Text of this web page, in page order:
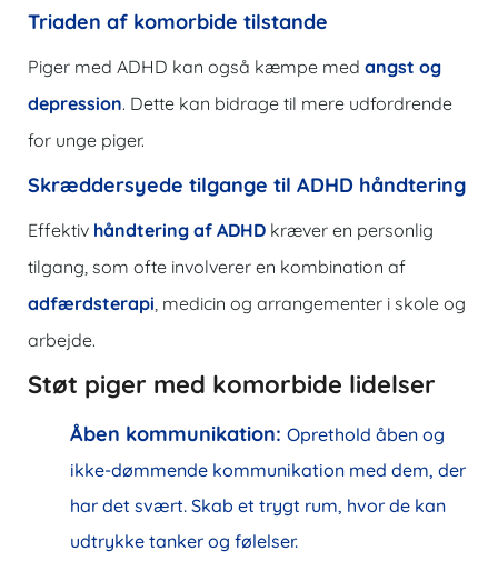
Triaden af ​​komorbide tilstande
Piger med ADHD kan også kæmpe med angst og
depression. Dette kan bidrage til mere udfordrende
for unge piger.
Skræddersyede tilgange til ADHD håndtering
Effektiv håndtering af ADHD kræver en personlig
tilgang, som ofte involverer en kombination af
adfærdsterapi, medicin og arrangementer i skole og
arbejde.
Støt piger med komorbide lidelser
Åben kommunikation: Oprethold åben og
ikke-dømmende kommunikation med dem, der
har det svært. Skab et trygt rum, hvor de kan
udtrykke tanker og følelser.